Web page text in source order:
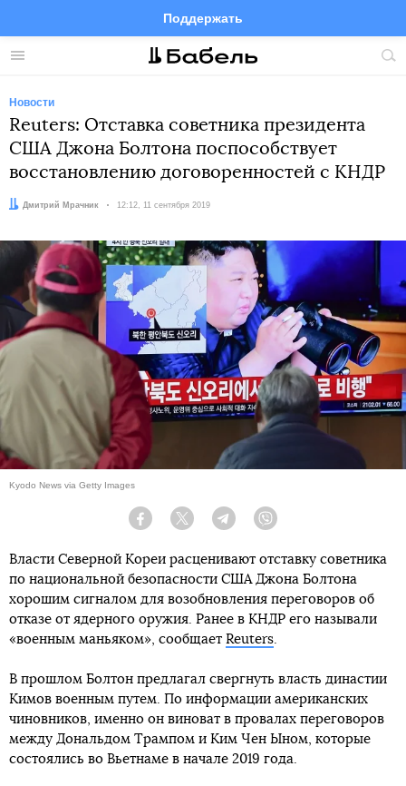
Меню
Поддержать
FacebookTelegramTwitter
Новости
Reuters: Отставка советника президента
США Джона Болтона поспособствует
восстановлению договоренностей с КНДР
Автор:
Дмитрий Мрачник Дата:
12:12, 11 сентября 2019
Kyodo News via Getty Images
Facebook Twitter Telegram
Власти Северной Кореи расценивают отставку советника
по национальной безопасности США Джона Болтона
хорошим сигналом для возобновления переговоров об
отказе от ядерного оружия. Ранее в КНДР его называли
«военным маньяком», сообщает Reuters.
В прошлом Болтон предлагал свергнуть власть династии
Кимов военным путем. По информации американских
чиновников, именно он виноват в провалах переговоров
между Дональдом Трампом и Ким Чен Ыном, которые
состоялись во Вьетнаме в начале 2019 года.